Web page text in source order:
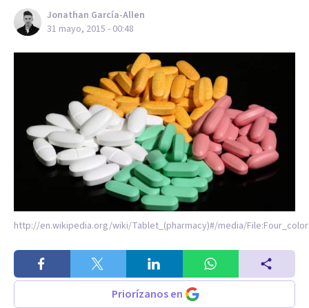
Jonathan García-Allen
31 mayo, 2015 - 00:48
http://en.wikipedia.org/wiki/Tablet_(pharmacy)#/media/
Priorízanos en